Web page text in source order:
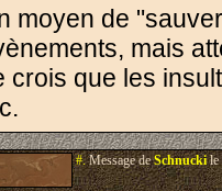
moyen de
mais
crois que les
#.Message deSchnuckile